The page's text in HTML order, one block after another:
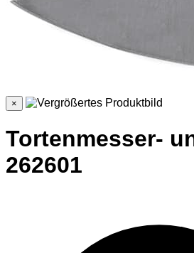
×
Tortenmesser-
262601